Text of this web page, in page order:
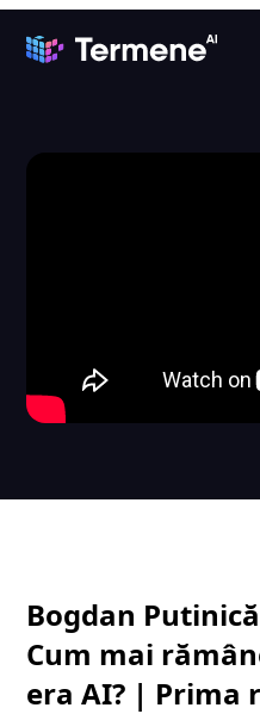
Bogdan
Cum mai
era AI? | Prima